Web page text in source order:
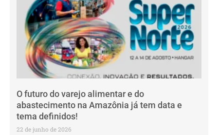
O futuro do varejo alimentar e do
abastecimento na Amazônia já tem data e
tema definidos!
22 de junho de 2026